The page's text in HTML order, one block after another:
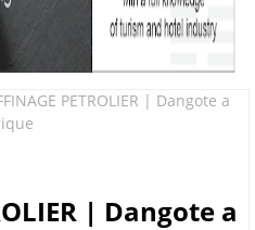
PETROLIER | Dangote a
| Dangote a